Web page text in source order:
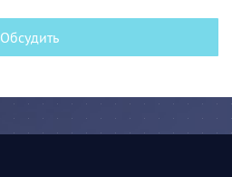
Обсудить